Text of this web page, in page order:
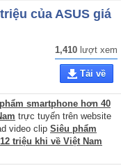
của ASUS giá
1,410 lượt xem
Tải về
smartphone hơn 40
trực tuyến trên website
video clip Siêu phẩm
triệu khi về Việt Nam